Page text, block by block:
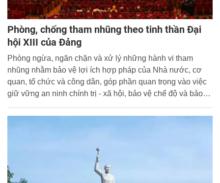
Phòng, chống tham nhũng theo tinh thần Đại
hội XIII của Đảng
Phòng ngừa, ngăn chặn và xử lý những hành vi tham
nhũng nhằm bảo vệ lợi ích hợp pháp của Nhà nước, cơ
quan, tổ chức và công dân, góp phần quan trọng vào việc
giữ vững an ninh chính trị - xã hội, bảo vệ chế độ và bảo